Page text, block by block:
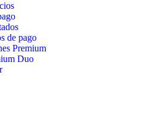
de pago
Premium
Duo